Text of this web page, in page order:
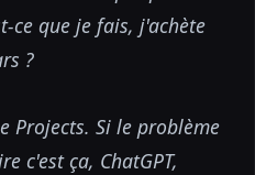
ce que je fais, j'achète
?
Si le problème
c'est ça, ChatGPT,